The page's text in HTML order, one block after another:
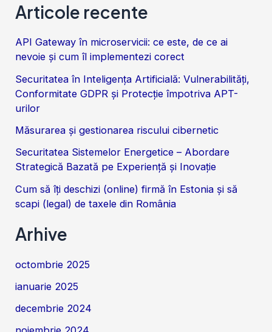
Articole recente
API Gateway în microservicii: ce este, de ce ai
nevoie și cum îl implementezi corect
Securitatea în Inteligența Artificială: Vulnerabilități,
Conformitate GDPR și Protecție împotriva APT-
urilor
Măsurarea și gestionarea riscului cibernetic
Securitatea Sistemelor Energetice – Abordare
Strategică Bazată pe Experiență și Inovație
Cum să îți deschizi (online) firmă în Estonia și să
scapi (legal) de taxele din România
Arhive
octombrie 2025
ianuarie 2025
decembrie 2024